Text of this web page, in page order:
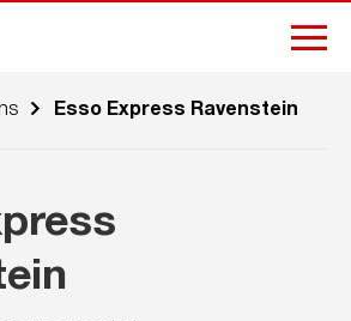
Esso Express Ravenstein